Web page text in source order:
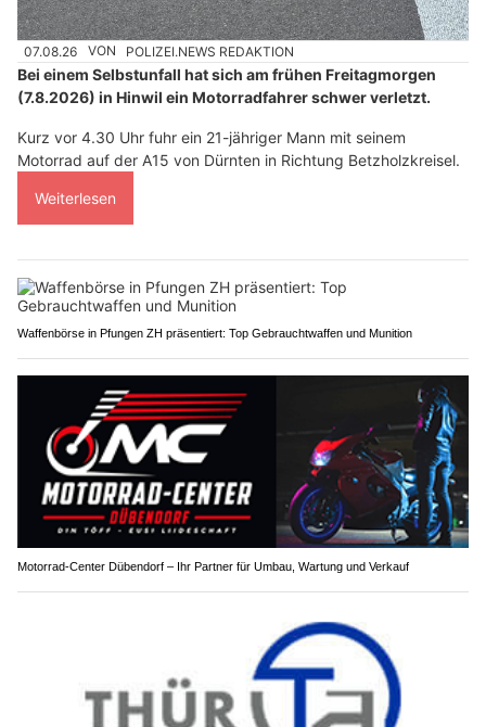
07.08.26 VON POLIZEI.NEWS REDAKTION
Bei einem Selbstunfall hat sich am frühen Freitagmorgen
(7.8.2026) in Hinwil ein Motorradfahrer schwer verletzt.
Kurz vor 4.30 Uhr fuhr ein 21-jähriger Mann mit seinem
Motorrad auf der A15 von Dürnten in Richtung Betzholzkreisel.
Weiterlesen
Waffenbörse in Pfungen ZH präsentiert: Top Gebrauchtwaffen und Munition
Motorrad-Center Dübendorf – Ihr Partner für Umbau, Wartung und Verkauf